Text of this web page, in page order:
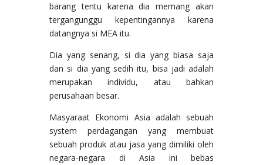
barang tentu karena dia memang akan
tergangunggu kepentingannya karena
datangnya si MEA itu.
Dia yang senang, si dia yang biasa saja
dan si dia yang sedih itu, bisa jadi adalah
merupakan individu, atau bahkan
perusahaan besar.
Masyaraat Ekonomi Asia adalah sebuah
system perdagangan yang membuat
sebuah produk atau jasa yang dimiliki oleh
negara-negara di Asia ini bebas